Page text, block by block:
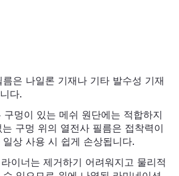
은 나일론 기재나 기타 발수성 기재
다.
멍이 있는 메쉬 원단에는 적합하지
구멍 위의 열전사 필름은 접착력이
상 사용 시 쉽게 손상됩니다.
이너는 제거하기 어려워지고 물리적